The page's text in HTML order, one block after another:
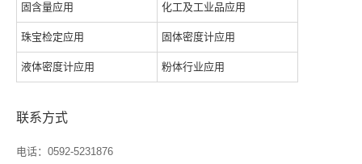
固含量应用 化工及工业品应用
珠宝检定应用 固体密度计应用
液体密度计应用 粉体行业应用
联系方式
电话：0592-5231876